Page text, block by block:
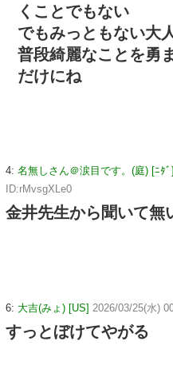
くことでもない
でもみっともない大
普段綺麗なことを勇
だけにね
4: 名無しさん＠涙目です。(庭) [ﾆﾀﾞ]
ID:rMvsgXLe0
金井先生から聞いて無
6: 大吉(みょ) [US] 2026/03/25(水)
すっとぼけてやがる